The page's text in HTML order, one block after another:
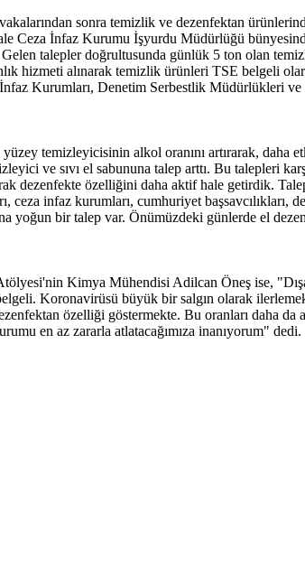
sonra temizlik ve dezenfektan
Ceza İnfaz Kurumu İşyurdu Müdürlüğü
Gelen talepler doğrultusunda günlük 5 ton olan
hizmeti alınarak temizlik ürünleri TSE
Kurumları, Denetim Serbestlik Müdürlükleri ve
temizleyicisinin alkol oranını artırarak, daha
ve sıvı el sabununa talep arttı. Bu talepleri
dezenfekte özelliğini daha aktif hale getirdik.
infaz kurumları, cumhuriyet başsavcılıkları,
yoğun bir talep var. Önümüzdeki günlerde el
Kimya Mühendisi Adilcan Öneş ise,
Koronavirüsü büyük bir salgın olarak
özelliği göstermekte. Bu oranları daha
en az zararla atlatacağımıza inanıyorum" dedi.